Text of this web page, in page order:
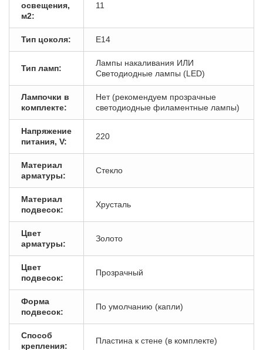
освещения,
м2:
11
Тип цоколя: E14
Тип ламп:
Лампы накаливания ИЛИ
Светодиодные лампы (LED)
Лампочки в
комплекте:
Нет (рекомендуем прозрачные
светодиодные филаментные лампы)
Напряжение
питания, V:
220
Материал
арматуры:
Стекло
Материал
подвесок:
Хрусталь
Цвет
арматуры:
Золото
Цвет
подвесок:
Прозрачный
Форма
подвесок:
По умолчанию (капли)
Способ
крепления:
Пластина к стене (в комплекте)